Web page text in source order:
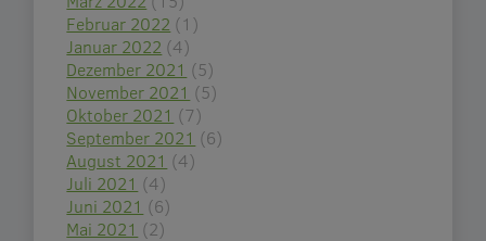
Februar 2022 (1)
Januar 2022 (4)
Dezember 2021 (5)
November 2021 (5)
Oktober 2021 (7)
September 2021 (6)
August 2021 (4)
Juli 2021 (4)
Juni 2021 (6)
Mai 2021 (2)